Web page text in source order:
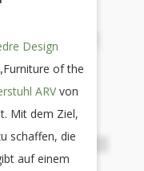
Design
of the
ARVvon
Mit dem Ziel,
schaffen, die
auf einem